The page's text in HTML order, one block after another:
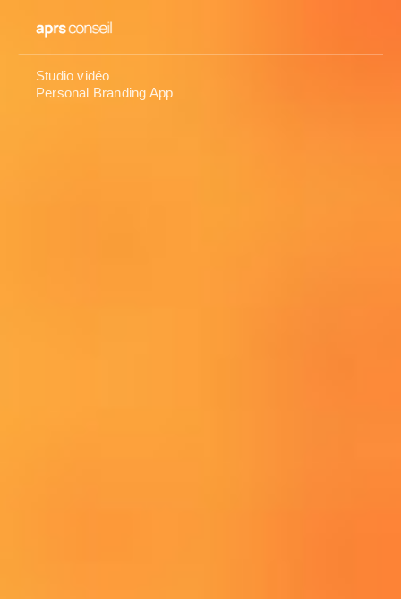
Personal Branding App
Studio vidéo